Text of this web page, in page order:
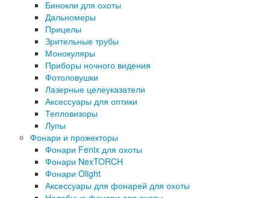
Бинокли для охоты
Дальномеры
Прицелы
Зрительные трубы
Монокуляры
Приборы ночного видения
Фотоловушки
Лазерные целеуказатели
Аксессуары для оптики
Тепловизоры
Лупы
Фонари и прожекторы
Фонари Fenix для охоты
Фонари NexTORCH
Фонари Olight
Аксессуары для фонарей для охоты